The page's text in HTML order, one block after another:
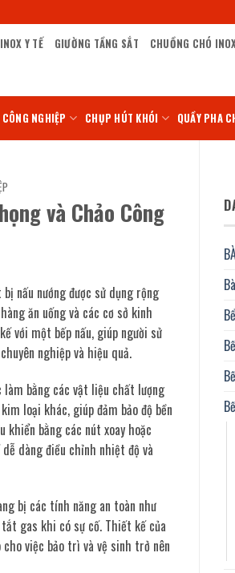
Y TẾ GIƯỜNG TẦNG SẮT CHUỒNG CHÓ
NGHIỆP CHỤP HÚT KHÓI QUẦY PHA
và Chảo Công
nấu nướng được sử dụng rộng
ăn uống và các cơ sở kinh
với một bếp nấu, giúp người sử
nghiệp và hiệu quả.
làm bằng các vật liệu chất lượng
loại khác, giúp đảm bảo độ bền
khiển bằng các nút xoay hoặc
dàng điều chỉnh nhiệt độ và
bị các tính năng an toàn như
gas khi có sự cố. Thiết kế của
việc bảo trì và vệ sinh trở nên